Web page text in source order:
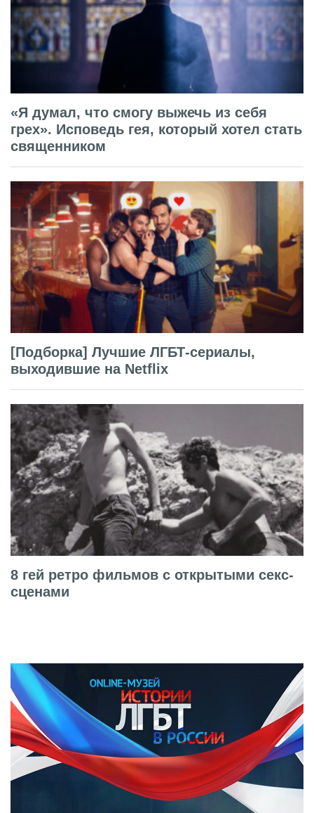
«Я думал, что смогу выжечь из себя
грех». Исповедь гея, который хотел стать
священником
[Подборка] Лучшие ЛГБТ-сериалы,
выходившие на Netflix
8 гей ретро фильмов с открытыми секс-
сценами